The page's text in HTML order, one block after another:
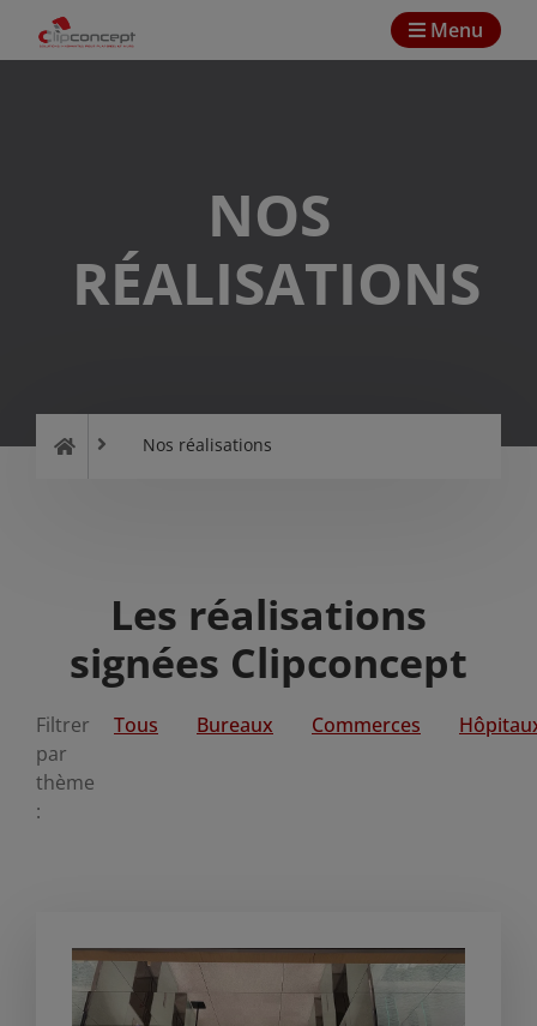
Menu
NOS
RÉALISATIONS
Nos réalisations
Les réalisations
signées Clipconcept
Filtrer
par
thème
:
Tous Bureaux Commerces